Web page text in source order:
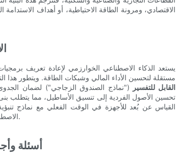
الاقتصادي، ومرونة الطاقة الاحتياطية، أو أهداف
يستعد الذكاء الاصطناعي الخوارزمي لإعادة تعريف
مستقلة لتحسين الأداء المالي وشبكات الطاقة. ويتطور هذا
القابل للتفسير
("نماذج الصندوق الزجاجي") لضمان
تحسين الأصول الفردية إلى تنسيق الأساطيل، مما يتطلب
القياس عن بُعد للأجهزة في الوقت الفعلي مع نماذج
الاصطناعي الأساسي لمواءمة استدامة الأصول على المدى الطويل مع متطلبات الاستدامة.
أسئلة